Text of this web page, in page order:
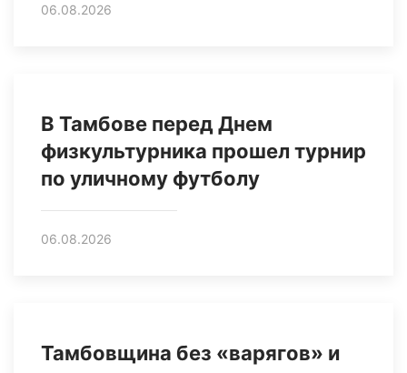
06.08.2026
В Тамбове перед Днем
физкультурника прошел турнир
по уличному футболу
06.08.2026
Тамбовщина без «варягов» и